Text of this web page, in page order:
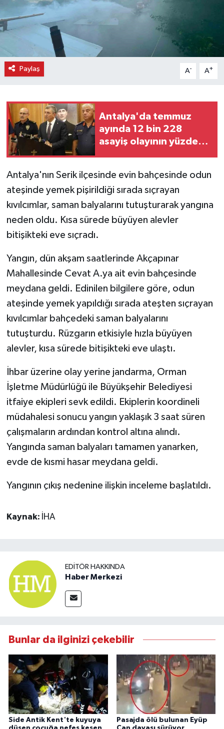
Paylaş A- A+
Antalya'da temmuz
ayında 12 bin 228
asayiş olayının yüzde
Antalya'nın Serik ilçesinde evin bahçesinde odun
ateşinde yemek pişirildiği sırada sıçrayan
kıvılcımlar, saman balyalarını tutuşturarak yangına
neden oldu. Kısa sürede büyüyen alevler
bitişikteki eve sıçradı.
Yangın, dün akşam saatlerinde Akçapınar
Mahallesinde Cevat A.ya ait evin bahçesinde
meydana geldi. Edinilen bilgilere göre, odun
ateşinde yemek yapıldığı sırada ateşten sıçrayan
kıvılcımlar bahçedeki saman balyalarını
tutuşturdu. Rüzgarın etkisiyle hızla büyüyen
alevler, kısa sürede bitişikteki eve ulaştı.
İhbar üzerine olay yerine jandarma, Orman
İşletme Müdürlüğü ile Büyükşehir Belediyesi
itfaiye ekipleri sevk edildi. Ekiplerin koordineli
müdahalesi sonucu yangın yaklaşık 3 saat süren
çalışmaların ardından kontrol altına alındı.
Yangında saman balyaları tamamen yanarken,
evde de kısmi hasar meydana geldi.
Yangının çıkış nedenine ilişkin inceleme başlatıldı.
Kaynak: İHA
EDITÖR HAKKINDA
Haber Merkezi
Bunlar da ilginizi çekebilir
Side Antik Kent'te kuyuya
Pasajda ölü bulunan Eyüp